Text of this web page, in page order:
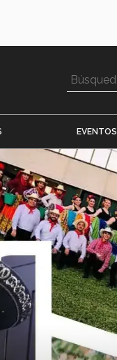
EVENTOS